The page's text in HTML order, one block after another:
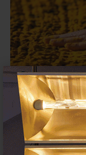
El Museo
Bornemisza
ciclo ‘Visión